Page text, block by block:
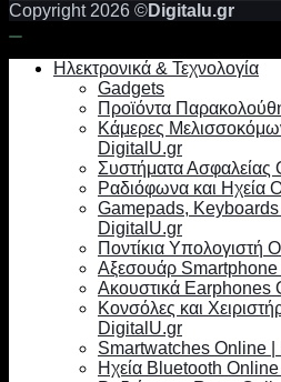
Copyright 2026 ©Digitalu.gr
Ηλεκτρονικά & Τεχνολογία
Gadgets
Προϊόντα
Κάμερες
DigitalU.gr
Συστήματα
Ραδιόφωνα και Ηχεία
Gamepads, Keyboards
DigitalU.gr
Ποντίκια Υπολογιστή
Αξεσουάρ
Ακουστικά Earphones
Κονσόλες και
DigitalU.gr
Smartwatches Online
Ηχεία Bluetooth